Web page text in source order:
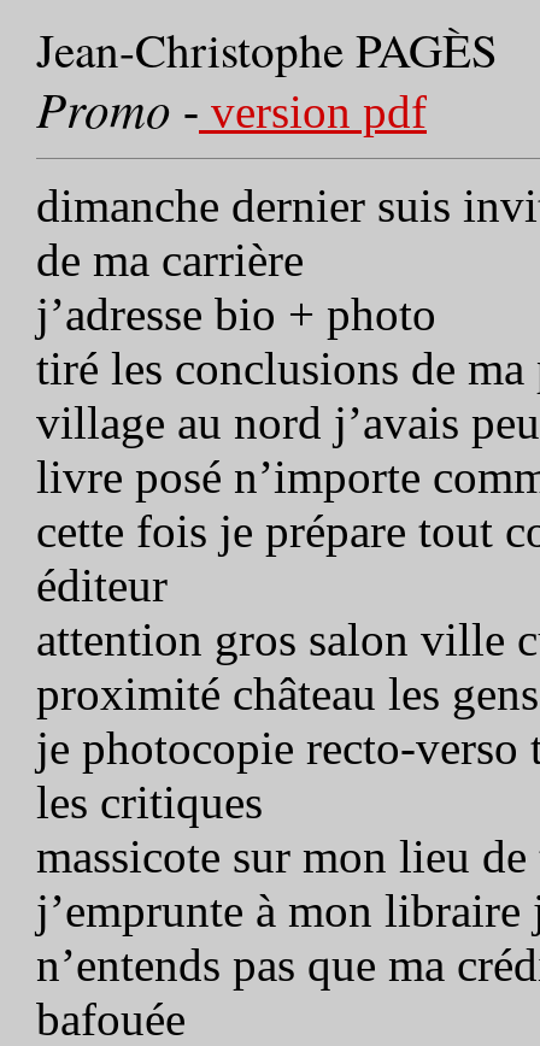
Jean-Christophe PAGÈS
Promo - version pdf
dimanche dernier suis
de ma carrière
j’adresse bio + photo
tiré les conclusions de
village au nord j’avais
livre posé n’importe
cette fois je prépare tout
éditeur
attention gros salon ville
proximité château les
je photocopie recto-
les critiques
massicote sur mon lieu
j’emprunte à mon
n’entends pas que ma
bafouée